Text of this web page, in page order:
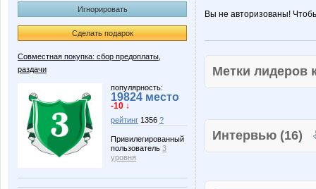
Игнорировать
Сделать подарок
Совместная покупка: сбор предоплаты,
раздачи
популярность:
19824 место
-10 ↓
рейтинг 1356 ?
Привилегированный
пользователь 3
уровня
Вы не авторизованы!
Метки
Интервью (16)